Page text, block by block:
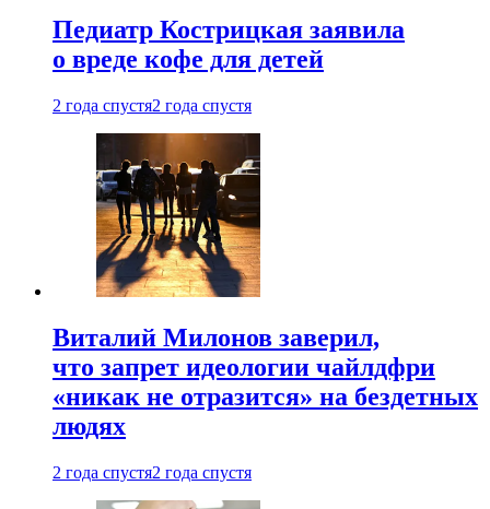
Педиатр Кострицкая заявила
о вреде кофе для детей
2 года спустя2 года спустя
Виталий Милонов заверил,
что запрет идеологии чайлдфри
«никак не отразится» на бездетных
людях
2 года спустя2 года спустя